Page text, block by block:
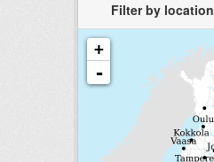
Filter by location
+
-